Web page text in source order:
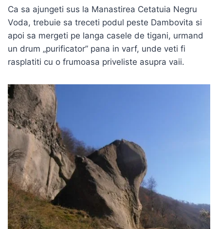
Ca sa ajungeti sus la Manastirea Cetatuia Negru
Voda, trebuie sa treceti podul peste Dambovita si
apoi sa mergeti pe langa casele de tigani, urmand
un drum „purificator” pana in varf, unde veti fi
rasplatiti cu o frumoasa priveliste asupra vaii.